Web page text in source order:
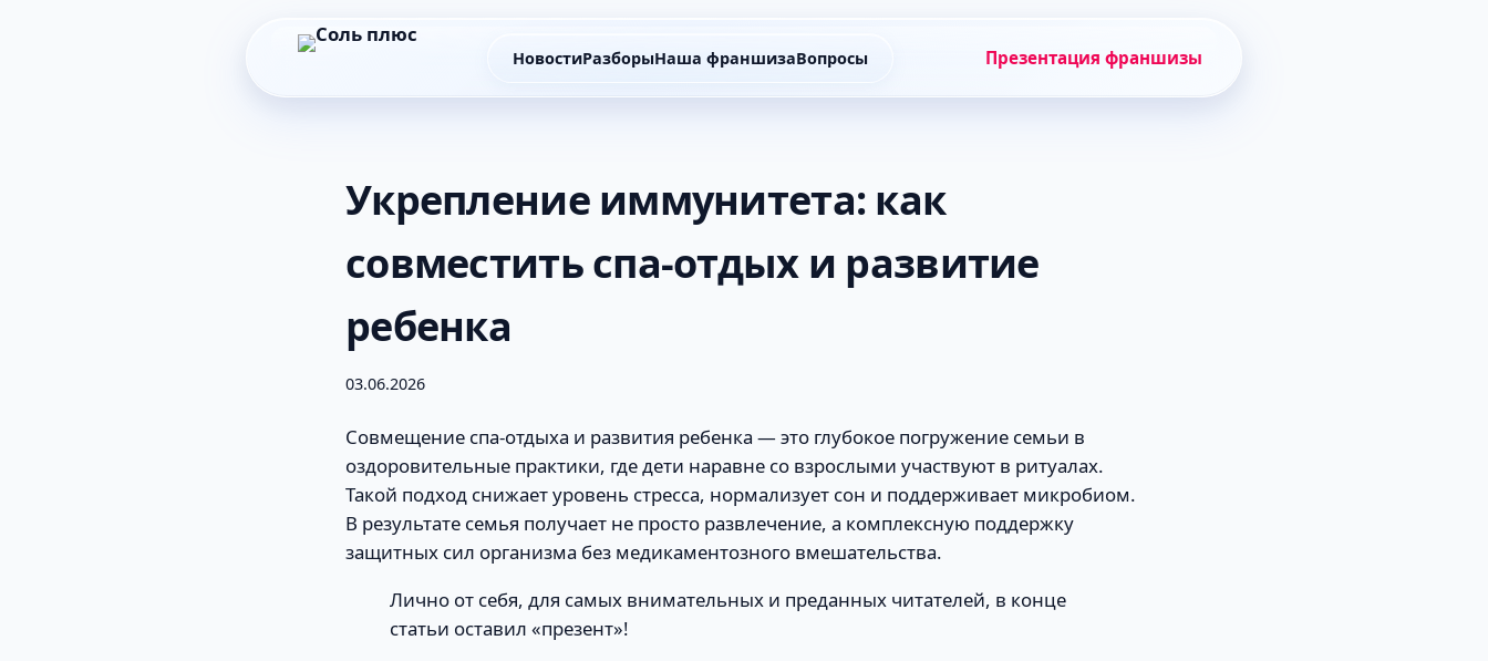
НовостиРазборыНаша франшизаВопросы Презентация франшизы
Укрепление иммунитета: как
совместить спа-отдых и развитие
ребенка
03.06.2026
Совмещение спа-отдыха и развития ребенка — это глубокое погружение семьи в
оздоровительные практики, где дети наравне со взрослыми участвуют в ритуалах.
Такой подход снижает уровень стресса, нормализует сон и поддерживает микробиом.
В результате семья получает не просто развлечение, а комплексную поддержку
защитных сил организма без медикаментозного вмешательства.
Лично от себя, для самых внимательных и преданных читателей, в конце
статьи оставил «презент»!